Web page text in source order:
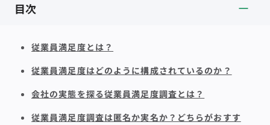
目次
従業員満足度とは？
従業員満足度はどのように構成されているのか？
会社の実態を探る従業員満足度調査とは？
従業員満足度調査は匿名か実名か？どちらがおすす